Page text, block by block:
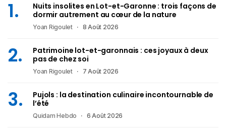
Nuits insolites en Lot-et-Garonne : trois façons de
dormir autrement au cœur de la nature
Yoan Rigoulet 8 Août 2026
Patrimoine lot-et-garonnais : ces joyaux à deux
pas de chez soi
Yoan Rigoulet 7 Août 2026
Pujols : la destination culinaire incontournable de
l’été
Quidam Hebdo 6 Août 2026